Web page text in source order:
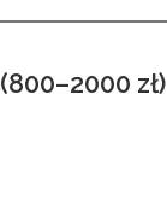
zł)